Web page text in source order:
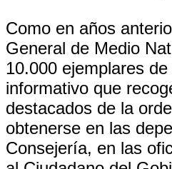
Como en años
General de Medio
10.000 ejemplares
informativo que
destacados de la
obtenerse en las
Consejería, en las